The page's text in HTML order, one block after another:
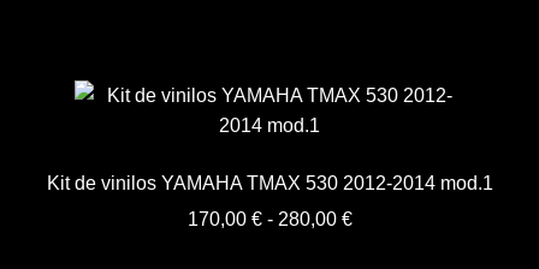
170,00 €
Kit de vinilos YAMAHA TMAX 530 2012-2014 mod.1
170,00 € - 280,00 €Rango